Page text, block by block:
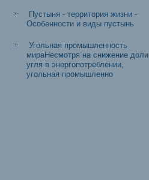
Пустыня - территория жизни -
Особенности и виды пустынь
Угольная промышленность
мираНесмотря на снижение доли
угля в энергопотреблении,
угольная промышленно